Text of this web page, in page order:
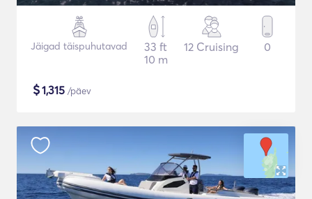
Jäigad täispuhutavad
33 ft
10 m
12 Cruising 0
$1,315 /päev